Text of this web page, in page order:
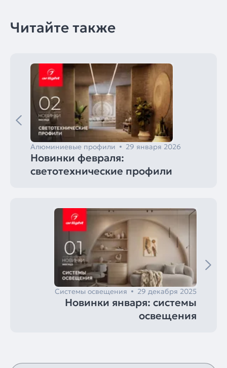
Читайте также
Алюминиевые профили 29 января 2026
Новинки февраля:
светотехнические профили
Системы освещения 29 декабря 2025
Новинки января: системы
освещения